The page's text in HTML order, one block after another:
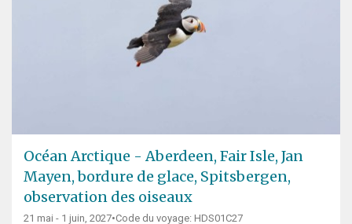
Océan Arctique - Aberdeen, Fair Isle, Jan
Mayen, bordure de glace, Spitsbergen,
observation des oiseaux
21 mai - 1 juin, 2027•Code du voyage: HDS01C27